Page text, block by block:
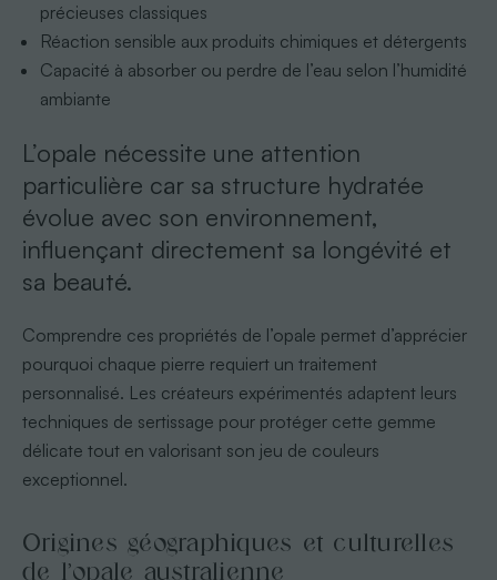
précieuses classiques
Réaction sensible aux produits chimiques et détergents
Capacité à absorber ou perdre de l’eau selon l’humidité
ambiante
L’opale nécessite une attention
particulière car sa structure hydratée
évolue avec son environnement,
influençant directement sa longévité et
sa beauté.
Comprendre ces propriétés de l’opale permet d’apprécier
pourquoi chaque pierre requiert un traitement
personnalisé. Les créateurs expérimentés adaptent leurs
techniques de sertissage pour protéger cette gemme
délicate tout en valorisant son jeu de couleurs
exceptionnel.
Origines géographiques et culturelles
de l’opale australienne